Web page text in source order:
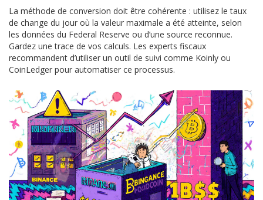
La méthode de conversion doit être cohérente : utilisez le taux
de change du jour où la valeur maximale a été atteinte, selon
les données du Federal Reserve ou d’une source reconnue.
Gardez une trace de vos calculs. Les experts fiscaux
recommandent d’utiliser un outil de suivi comme Koinly ou
CoinLedger pour automatiser ce processus.